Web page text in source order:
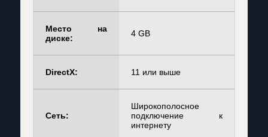
Место на
диске:
4 GB
DirectX: 11 или выше
Сеть:
Широкополосное
подключение к
интернету